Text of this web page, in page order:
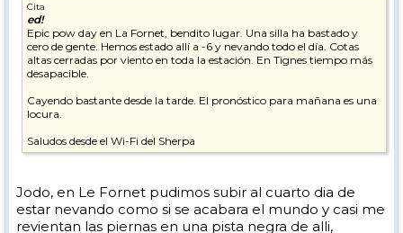
Cita
ed!
Epic pow day en La Fornet, bendito lugar. Una silla ha bastado y
cero de gente. Hemos estado allí a -6 y nevando todo el día. Cotas
altas cerradas por viento en toda la estación. En Tignes tiempo más
desapacible.
Cayendo bastante desde la tarde. El pronóstico para mañana es una
locura.
Saludos desde el Wi-Fi del Sherpa
Jodo, en Le Fornet pudimos subir al cuarto dia de
estar nevando como si se acabara el mundo y casi me
revientan las piernas en una pista negra de alli,